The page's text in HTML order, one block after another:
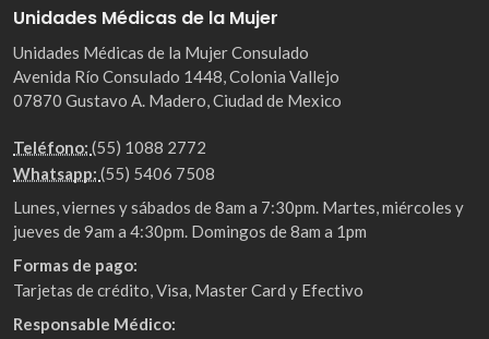
Unidades Médicas de la Mujer
Unidades Médicas de la Mujer Consulado
Avenida Río Consulado 1448, Colonia Vallejo
07870 Gustavo A. Madero, Ciudad de Mexico
Teléfono: (55) 1088 2772
Whatsapp: (55) 5406 7508
Lunes, viernes y sábados de 8am a 7:30pm. Martes, miércoles y
jueves de 9am a 4:30pm. Domingos de 8am a 1pm
Formas de pago:
Tarjetas de crédito, Visa, Master Card y Efectivo
Responsable Médico: